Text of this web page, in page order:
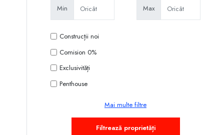
Min Max
Construcții noi
Comision 0%
Exclusivități
Penthouse
Mai multe filtre